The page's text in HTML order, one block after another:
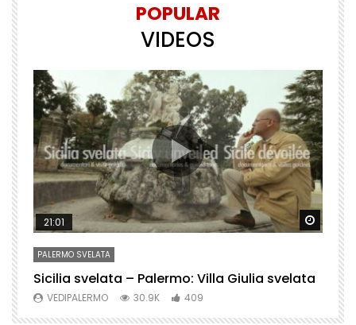
POPULAR
VIDEOS
Watch Later Watch
21:01
PALERMO SVELATA
Sicilia svelata – Palermo: Villa Giulia svelata
VEDIPALERMO 30.9K 409